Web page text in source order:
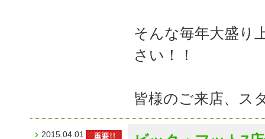
そんな毎年大盛り
さい！！
皆様のご来店、ス
2015.04.01